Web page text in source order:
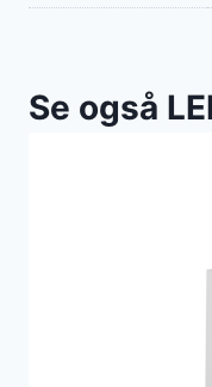
Se også